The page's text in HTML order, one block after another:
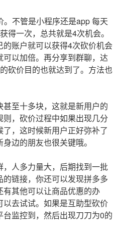
不管是小程序还是app 每天
得一次，总共就是4次机会。
账户就可以获得4次砍价机会
以加倍。再分享到群聊，达
砍价目的也就达到了。方法也
至十多块，这就是新用户的
，砍价过程中如果出现几分
，这时候新用户正好弥补了
边的朋友也很关键哦。
人多力量大，后期找到一批
链接，你还可以发现拼多多
其他可以让商品优惠的办
去试试。如果是互助型砍价
监控到，然后出现刀刀为0的